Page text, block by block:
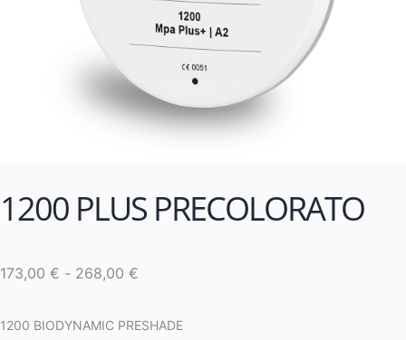
1200 PLUS PRECOLORATO
173,00 € - 268,00 €
1200 BIODYNAMIC PRESHADE